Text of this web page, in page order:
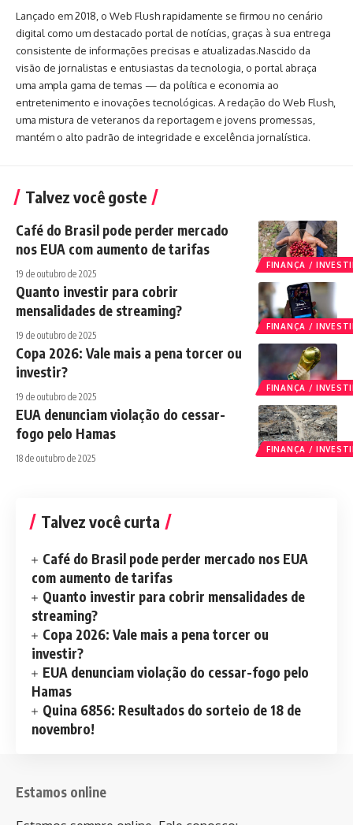
Lançado em 2018, o Web Flush rapidamente se firmou no cenário
digital como um destacado portal de notícias, graças à sua entrega
consistente de informações precisas e atualizadas.Nascido da
visão de jornalistas e entusiastas da tecnologia, o portal abraça
uma ampla gama de temas — da política e economia ao
entretenimento e inovações tecnológicas. A redação do Web Flush,
uma mistura de veteranos da reportagem e jovens promessas,
mantém o alto padrão de integridade e excelência jornalística.
Talvez você goste
FINANÇA /
Café do Brasil pode perder mercado
nos EUA com aumento de tarifas
19 de outubro de 2025
FINANÇA /
Quanto investir para cobrir
mensalidades de streaming?
19 de outubro de 2025
FINANÇA /
Copa 2026: Vale mais a pena torcer ou
investir?
19 de outubro de 2025
FINANÇA /
EUA denunciam violação do cessar-
fogo pelo Hamas
18 de outubro de 2025
Talvez você curta
Café do Brasil pode perder mercado nos EUA
com aumento de tarifas
Quanto investir para cobrir mensalidades de
streaming?
Copa 2026: Vale mais a pena torcer ou
investir?
EUA denunciam violação do cessar-fogo pelo
Hamas
Quina 6856: Resultados do sorteio de 18 de
novembro!
Estamos online